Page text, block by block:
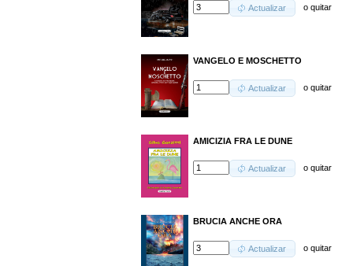
Actualizar oquitar
VANGELO E MOSCHETTO
Actualizar oquitar
AMICIZIA FRA LE DUNE
Actualizar oquitar
BRUCIA ANCHE ORA
Actualizar oquitar